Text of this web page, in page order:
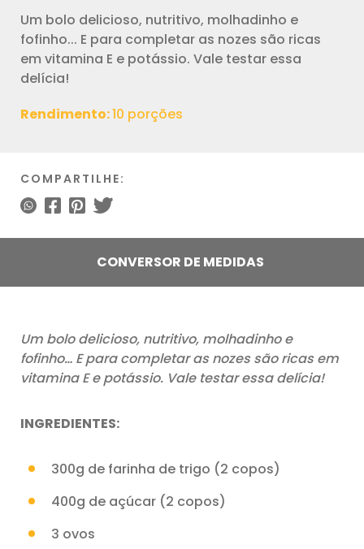
Um bolo delicioso, nutritivo, molhadinho e
fofinho... E para completar as nozes são ricas
em vitamina E e potássio. Vale testar essa
delícia!
Rendimento:10 porções
COMPARTILHE:
CONVERSOR DE MEDIDAS
Um bolo delicioso, nutritivo, molhadinho e
fofinho… E para completar as nozes são ricas em
vitamina E e potássio. Vale testar essa delícia!
INGREDIENTES:
300g de farinha de trigo (2 copos)
400g de açúcar (2 copos)
3 ovos